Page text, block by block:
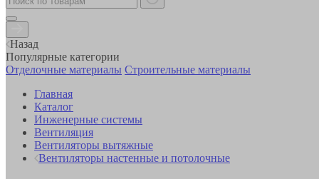
Назад
Популярные категории
Отделочные материалы Строительные материалы
Главная
Каталог
Инженерные системы
Вентиляция
Вентиляторы вытяжные
Вентиляторы настенные и потолочные